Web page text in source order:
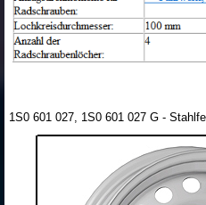
1S0 601 027, 1S0 601 027 G -